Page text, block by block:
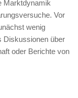
Marktdynamik
Vor
wenig
Diskussionen über
oder Berichte von